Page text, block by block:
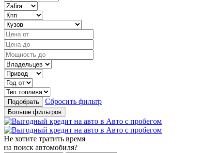
Подобрать Сбросить фильтр
Больше фильтров
Не хотите тратить время
на поиск автомобиля?